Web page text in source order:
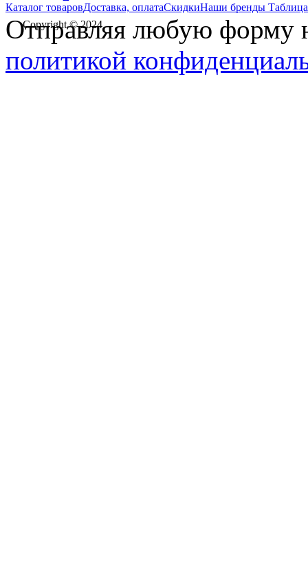
Каталог товаровДоставка, оплатаСкидкиНаши бренды
Copyright © 2024
Отправляя любую форму
политикой